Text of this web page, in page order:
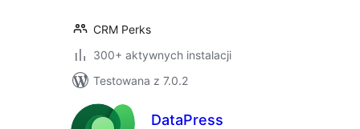
CRM Perks
300+ aktywnych instalacji
Testowana z 7.0.2
DataPress